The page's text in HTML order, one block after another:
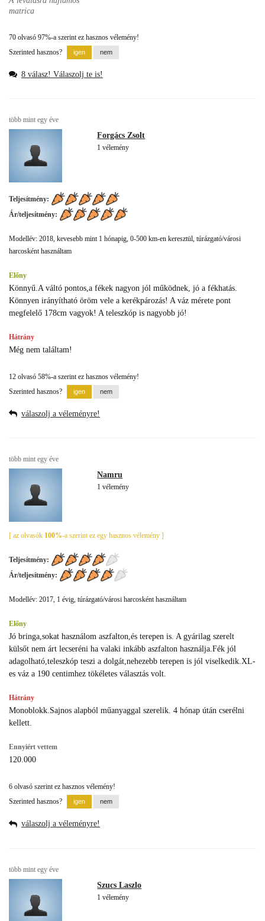
matrica
70 olvasó 97%-a szerint ez hasznos vélemény!
Szerinted hasznos?
8 válasz! Válaszolj te is!
több mint egy éve
Forgács Zsolt
1 vélemény
Teljesítmény:
Ár/teljesítmény:
Modellév: 2018, kevesebb mint 1 hónapig, 0-500 km-en keresztül, túrázgató/városi
harcosként használtam
Előny
Könnyű.A váltó pontos,a fékek nagyon jól működnek, jó a fékhatás.
Könnyen irányítható öröm vele a kerékpározás! A váz mérete pont
megfelelő 178cm vagyok! A teleszkóp is nagyobb jó!
Hátrány
Még nem találtam!
12 olvasó 58%-a szerint ez hasznos vélemény!
Szerinted hasznos?
válaszolj a véleményre!
több mint egy éve
Namru
1 vélemény
[ az olvasók 100%-a szerint ez egy hasznos vélemény ]
Teljesítmény:
Ár/teljesítmény:
Modellév: 2017, 1 évig, túrázgató/városi harcosként használtam
Előny
Jó bringa,sokat használom aszfalton,és terepen is. A gyárilag szerelt
külsőt nem árt lecseréni ha valaki inkább aszfalton használja.Fék jól
adagolható,teleszkóp teszi a dolgát,nehezebb terepen is jól viselkedik.XL-
es váz a 190 centimhez tökéletes választás volt.
Hátrány
Monoblokk.Sajnos alapból műanyaggal szerelik. 4 hónap útán cserélni
kellett.
Ennyiért vettem
120.000
6 olvasó szerint ez hasznos vélemény!
Szerinted hasznos?
válaszolj a véleményre!
több mint egy éve
Szucs Laszlo
1 vélemény